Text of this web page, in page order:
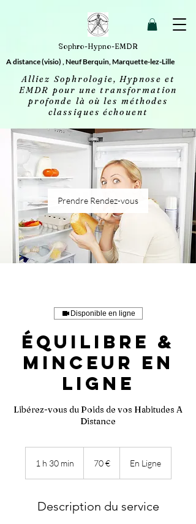
Sophro-Hypno-EMDR
Alliez Sophrologie, Hypnose et
EMDR pour une transformation
profonde là où les méthodes
classiques échouent
A distance (visio) , Neuf Berquin, Marquette-lez-Lille
Prendre Rendez-vous
Disponible en ligne
Équilibre &
Minceur En
Ligne
Libérez-vous du Poids de vos Habitudes A
Distance
1 h 30 min
i
70 € En Ligne
Description du service